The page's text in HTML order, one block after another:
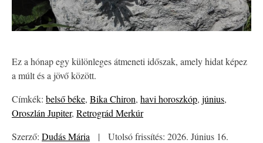
Ez a hónap egy különleges átmeneti időszak, amely hidat képez
a múlt és a jövő között.
Címkék: belső béke, Bika Chiron, havi horoszkóp, június,
Oroszlán Jupiter, Retrográd Merkúr
Szerző: Dudás Mária | Utolsó frissítés: 2026. Június 16.